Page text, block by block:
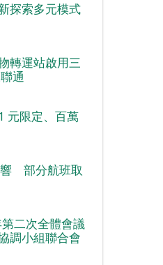
探索多元模式
轉運站啟用三
通
元限定、百萬
響 部分航班取
二次全體會議
調小組聯合會